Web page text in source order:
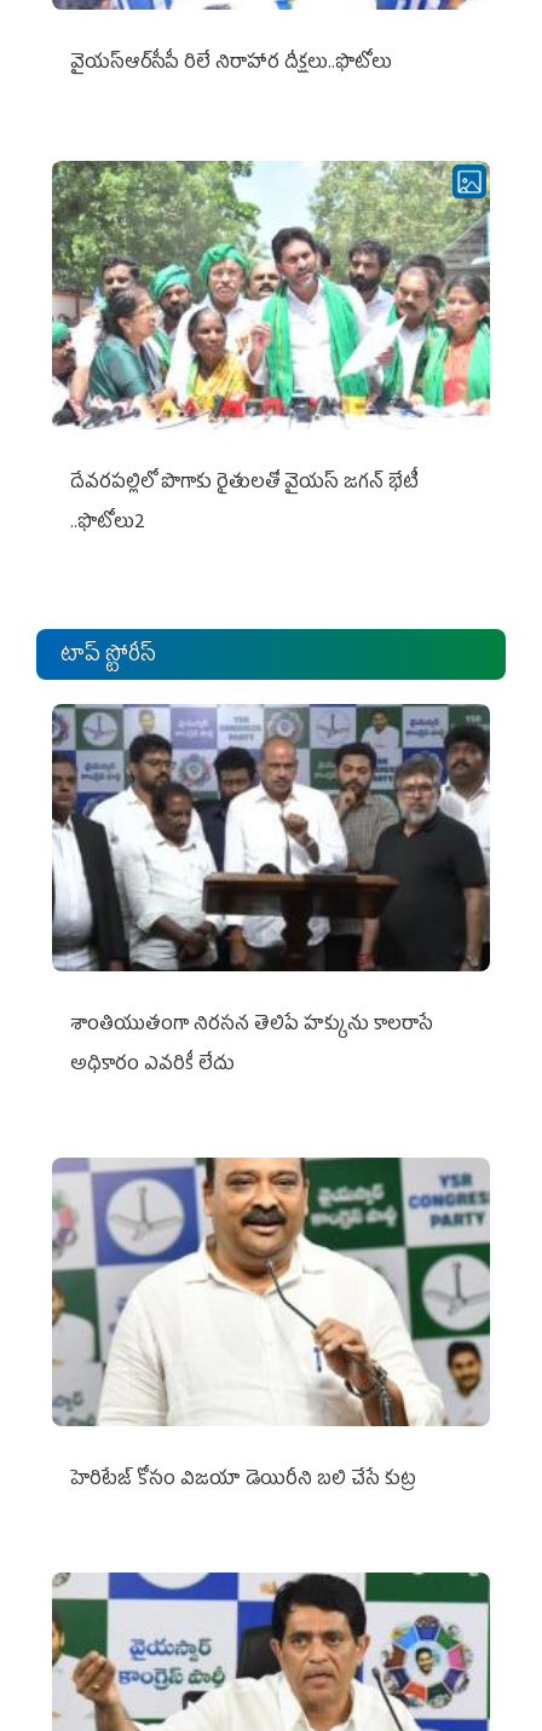
వైయ‌స్ఆర్‌సీపీ రిలే నిరాహార దీక్షలు..ఫొటోలు
దేవరపల్లిలో పొగాకు రైతులతో వైయస్ జగన్ భేటీ
..ఫొటోలు2
టాప్ స్టోరీస్
శాంతియుతంగా నిరసన తెలిపే హక్కును కాలరాసే
అధికారం ఎవరికీ లేదు
హెరిటేజ్ కోసం విజయా డెయిరీని బలి చేసే కుట్ర‌